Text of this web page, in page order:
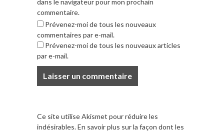
dans le navigateur pour mon prochain
commentaire.
Prévenez-moi de tous les nouveaux
commentaires par e-mail.
Prévenez-moi de tous les nouveaux articles
par e-mail.
Ce site utilise Akismet pour réduire les
indésirables.En savoir plus sur la façon dont les